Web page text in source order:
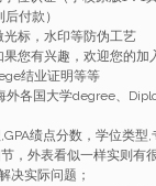
付款）
标，水印等防伪工艺
您有兴趣，欢迎您的加
结业证明等等
外各国大学degree、
绩点分数，学位类型
，外表看似一样实则有很
决实际问题；